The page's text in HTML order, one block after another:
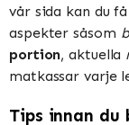
vår sida kan du
aspekter såsom
portion, aktuella
matkassar varje
Tips innan du